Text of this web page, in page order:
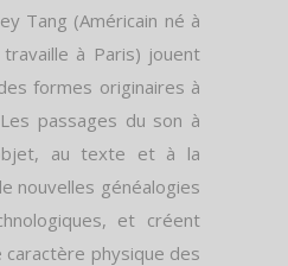
Tang (Américain né à
à Paris) jouent
formes originaires à
passages du son à
au texte et à la
nouvelles généalogies
et créent
physique des